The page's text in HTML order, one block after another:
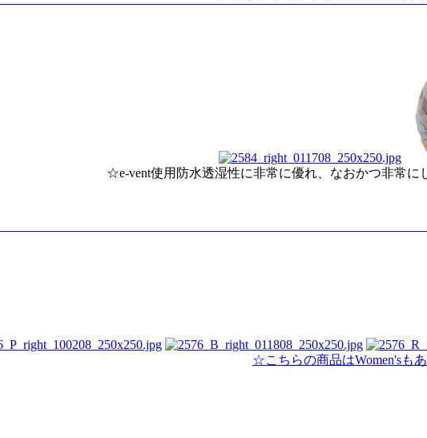
☆e-vent使用防水透湿性に非常に優れ、なおかつ非常に
☆こちらの商品はWomen'sもあ